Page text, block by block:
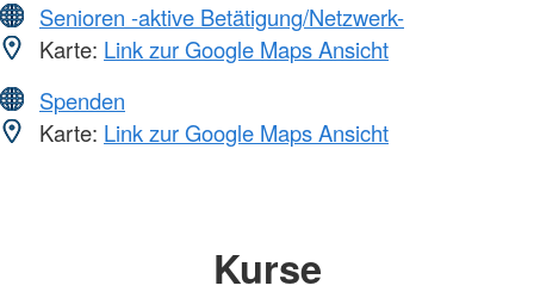
Senioren -aktive Betätigung/Netzwerk-
Karte: Link zur Google Maps Ansicht
Spenden
Karte: Link zur Google Maps Ansicht
Kurse